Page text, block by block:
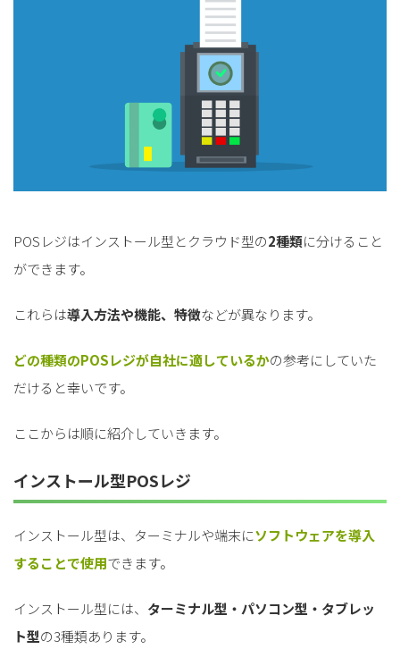
POSレジはインストール型とクラウド型の2種類に分けること
ができます。
これらは導入方法や機能、特徴などが異なります。
どの種類のPOSレジが自社に適しているかの参考にしていた
だけると幸いです。
ここからは順に紹介していきます。
インストール型POSレジ
インストール型は、ターミナルや端末にソフトウェアを導入
することで使用できます。
インストール型には、 ターミナル型・パソコン型・タブレッ
ト型の3種類あります。